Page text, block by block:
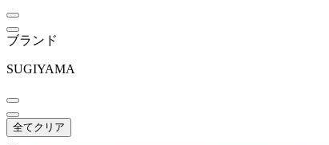
Tesera
テセラ
UCHIDA
ブランド
SUGIYAMA
全てクリア